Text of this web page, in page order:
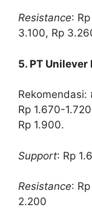
Resistance:
3.100, Rp
5. PT
Rekomendasi:
Rp 1.670-
Rp 1.900.
Support: Rp
Resistance:
2.200